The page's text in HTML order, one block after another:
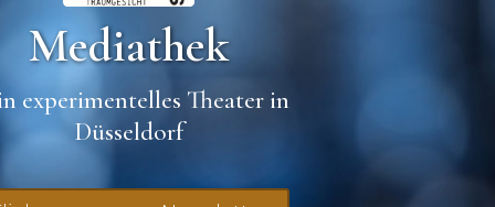
Mediathek
experimentelles Theater in
Düsseldorf